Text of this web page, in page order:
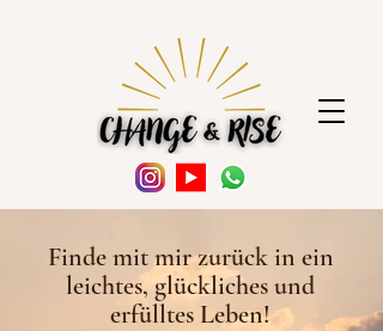
Finde mit mir zurück in ein
leichtes, glückliches und
erfülltes Leben!